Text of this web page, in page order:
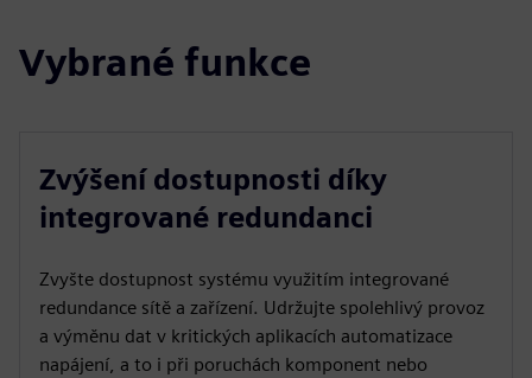
Vybrané funkce
Zvýšení dostupnosti díky
integrované redundanci
Zvyšte dostupnost systému využitím integrované
redundance sítě a zařízení. Udržujte spolehlivý provoz
a výměnu dat v kritických aplikacích automatizace
napájení, a to i při poruchách komponent nebo